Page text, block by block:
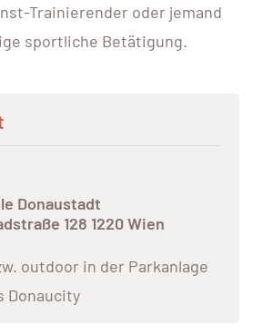
Trainierender oder jemand
sportliche Betätigung.
Donaustadt
128 1220 Wien
outdoor in der Parkanlage
Donaucity